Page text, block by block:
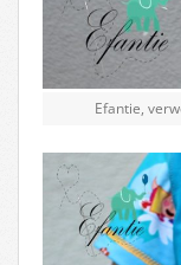
Efantie,